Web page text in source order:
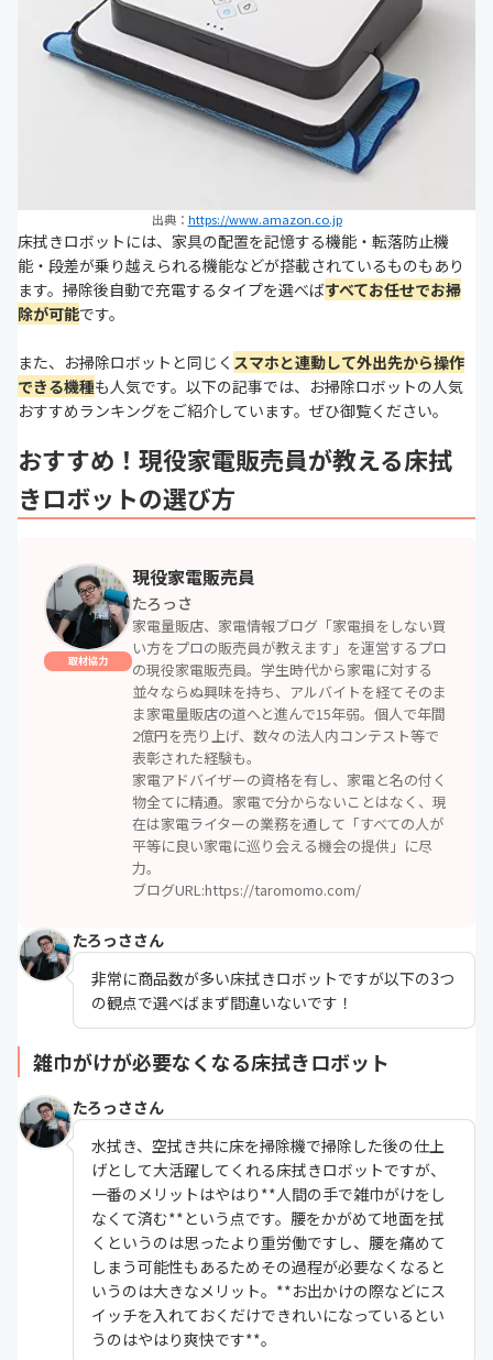
出典： https://www.amazon.co.jp
床拭きロボットには、家具の配置を記憶する機能・転落防止機
能・段差が乗り越えられる機能などが搭載されているものもあり
ます。掃除後自動で充電するタイプを選べばすべてお任せでお掃
除が可能です。
また、お掃除ロボットと同じく スマホと連動して外出先から操作
できる機種も人気です。以下の記事では、お掃除ロボットの人気
おすすめランキングをご紹介しています。ぜひ御覧ください。
おすすめ！現役家電販売員が教える床拭
きロボットの選び方
取材協力
現役家電販売員
たろっさ
家電量販店、家電情報ブログ「家電損をしない買
い方をプロの販売員が教えます」を運営するプロ
の現役家電販売員。学生時代から家電に対する
並々ならぬ興味を持ち、アルバイトを経てそのま
ま家電量販店の道へと進んで15年弱。個人で年間
2億円を売り上げ、数々の法人内コンテスト等で
表彰された経験も。
家電アドバイザーの資格を有し、家電と名の付く
物全てに精通。家電で分からないことはなく、現
在は家電ライターの業務を通して「すべての人が
平等に良い家電に巡り会える機会の提供」に尽
力。
ブログURL:https://taromomo.com/
たろっささん
非常に商品数が多い床拭きロボットですが以下の3つ
の観点で選べばまず間違いないです！
雑巾がけが必要なくなる床拭きロボット
たろっささん
水拭き、空拭き共に床を掃除機で掃除した後の仕上
げとして大活躍してくれる床拭きロボットですが、
一番のメリットはやはり**人間の手で雑巾がけをし
なくて済む**という点です。腰をかがめて地面を拭
くというのは思ったより重労働ですし、腰を痛めて
しまう可能性もあるためその過程が必要なくなると
いうのは大きなメリット。**お出かけの際などにス
イッチを入れておくだけできれいになっているとい
うのはやはり爽快です**。